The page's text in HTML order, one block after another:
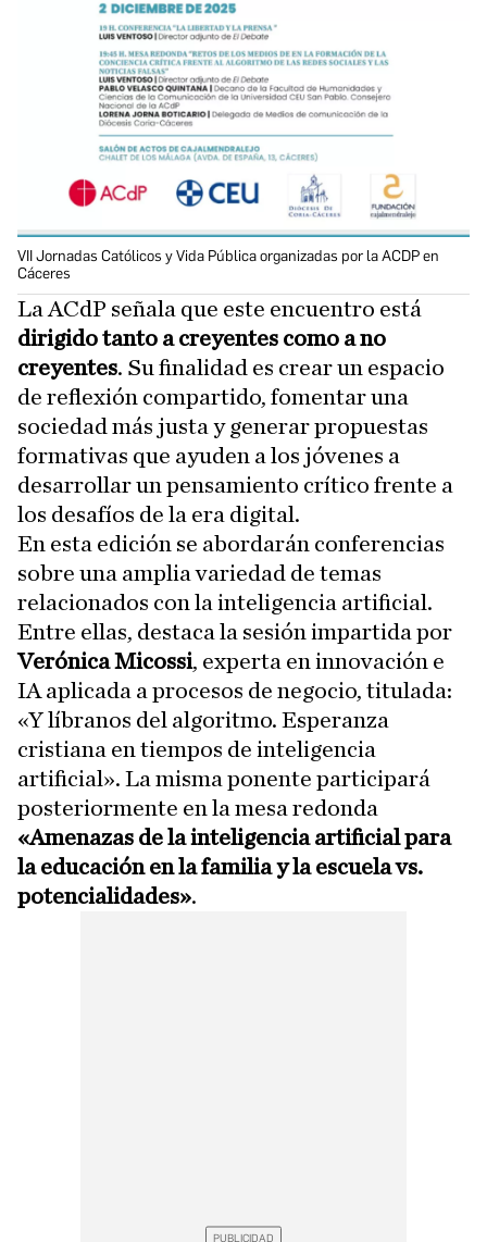
VII Jornadas Católicos y Vida Pública organizadas por la ACDP en
Cáceres
La ACdP señala que este encuentro está
dirigido tanto a creyentes como a no
creyentes. Su finalidad es crear un espacio
de reflexión compartido, fomentar una
sociedad más justa y generar propuestas
formativas que ayuden a los jóvenes a
desarrollar un pensamiento crítico frente a
los desafíos de la era digital.
En esta edición se abordarán conferencias
sobre una amplia variedad de temas
relacionados con la inteligencia artificial.
Entre ellas, destaca la sesión impartida por
Verónica Micossi, experta en innovación e
IA aplicada a procesos de negocio, titulada:
«Y líbranos del algoritmo. Esperanza
cristiana en tiempos de inteligencia
artificial». La misma ponente participará
posteriormente en la mesa redonda
«Amenazas de la inteligencia artificial para
la educación en la familia y la escuela vs.
potencialidades».